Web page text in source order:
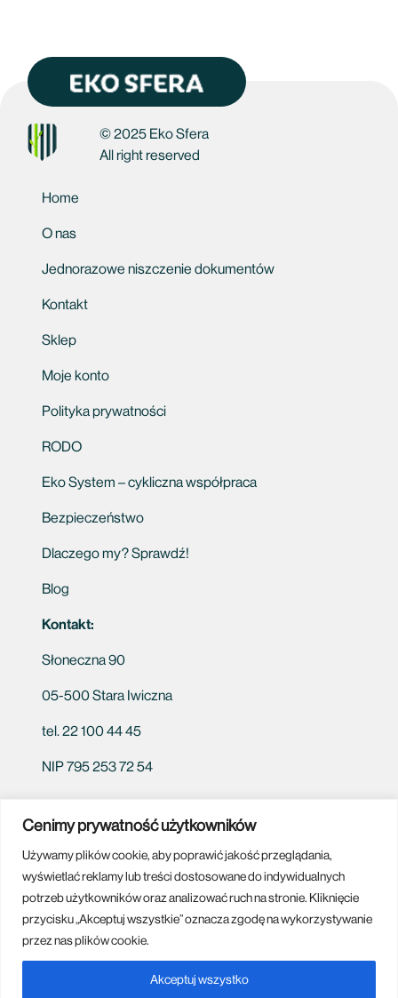
Cenimy prywatność użytkowników
Używamy plików cookie, aby poprawić jakość przeglądania,
wyświetlać reklamy lub treści dostosowane do indywidualnych
potrzeb użytkowników oraz analizować ruch na stronie. Kliknięcie
przycisku „Akceptuj wszystkie” oznacza zgodę na wykorzystywanie
przez nas plików cookie.
Akceptuj wszystko
© 2025 Eko Sfera
All right reserved
Home
O nas
Jednorazowe niszczenie dokumentów
Kontakt
Sklep
Moje konto
Polityka prywatności
RODO
Eko System – cykliczna współpraca
Bezpieczeństwo
Dlaczego my? Sprawdź!
Blog
Kontakt:
Słoneczna 90
05-500 Stara Iwiczna
tel. 22 100 44 45
NIP 795 253 72 54
Białystok Bydgoszcz Częstochowa Gliwice
Grudziądz
Katowice
Kielce Kraków Lublin Łódź
Olsztyn
Płock
Poznań Radom Rzeszów
Siedlce
Tomaszów Mazowiecki
Piotrków Trybunalski
Mazowieckie Siedlce
Otwock
Kutno Grodzisk Mazowiecki